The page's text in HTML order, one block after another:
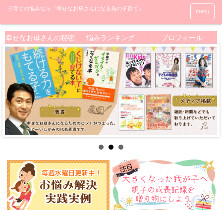
menu
幸せなお母さんの秘密 悩みランキング プロフィール